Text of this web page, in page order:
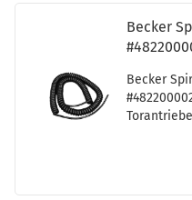
Be­cker
Be­cker